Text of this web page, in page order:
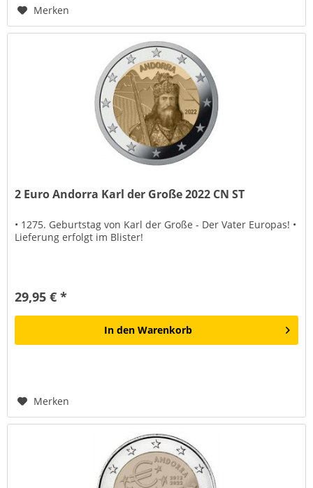
Merken
2 Euro Andorra Karl der Große 2022 CN ST
• 1275. Geburtstag von Karl der Große - Der Vater Europas! •
Lieferung erfolgt im Blister!
29,95 € *
In den Warenkorb
Merken